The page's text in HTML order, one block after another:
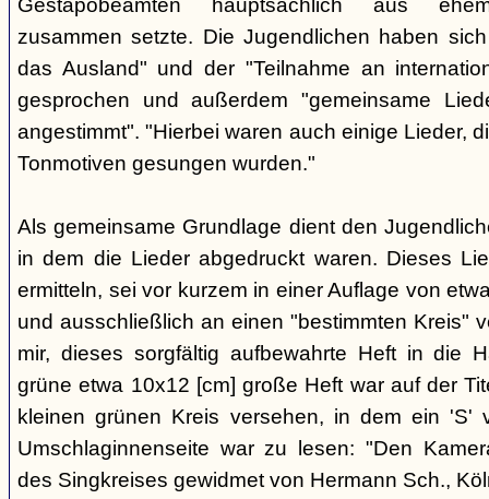
Gestapobeamten hauptsächlich aus
zusammen setzte. Die Jugendlichen haben
das Ausland" und der "Teilnahme an
gesprochen und außerdem "gemeinsame
angestimmt". "Hierbei waren auch einige Lieder,
Tonmotiven gesungen wurden."
Als gemeinsame Grundlage dient den
in dem die Lieder abgedruckt waren. Dieses
ermitteln, sei vor kurzem in einer Auflage von
und ausschließlich an einen "bestimmten Kreis"
mir, dieses sorgfältig aufbewahrte Heft in die
grüne etwa 10x12 [cm] große Heft war auf der
kleinen grünen Kreis versehen, in dem ein 'S'
Umschlaginnenseite war zu lesen: "Den
des Singkreises gewidmet von Hermann Sch.,